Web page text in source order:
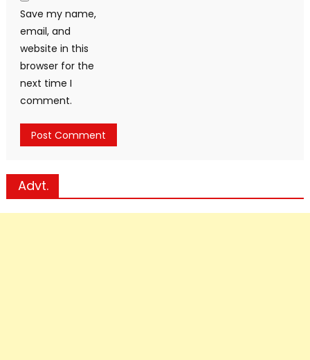
Save my name,
email, and
website in this
browser for the
next time I
comment.
Advt.